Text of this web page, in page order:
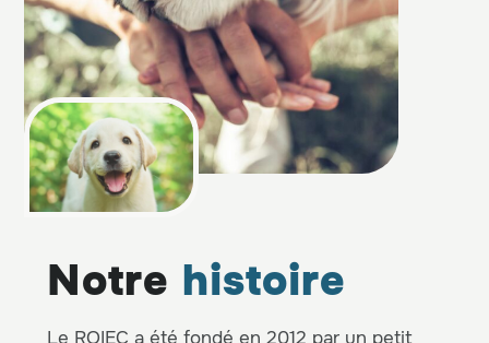
Notre histoire
Le RQIEC a été fondé en 2012 par un petit